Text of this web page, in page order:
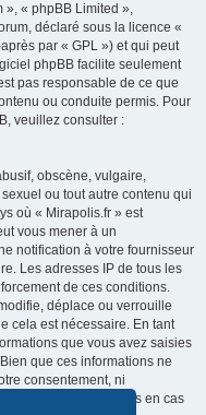
», « phpBB Limited »,
déclaré sous la licence «
par « GPL ») et qui peut
phpBB facilite seulement
pas responsable de ce que
ou conduite permis. Pour
veuillez consulter :
obscène, vulgaire,
ou tout autre contenu qui
où « Mirapolis.fr » est
vous mener à un
notification à votre fournisseur
Les adresses IP de tous les
de ces conditions.
déplace ou verrouille
cela est nécessaire. En tant
que vous avez saisies
que ces informations ne
consentement, ni
comme responsables en cas